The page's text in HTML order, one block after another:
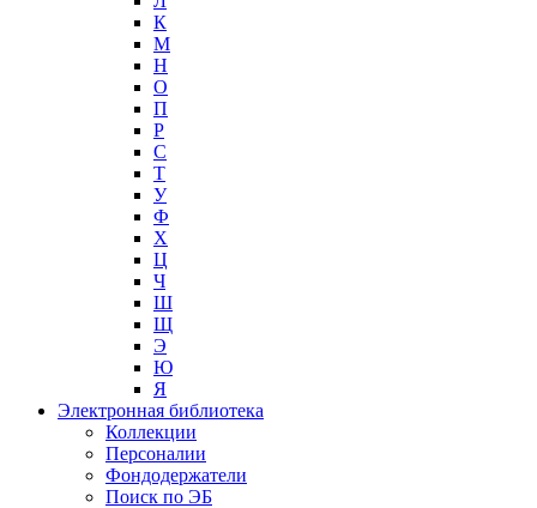
К
М
Н
О
П
Р
С
Т
У
Ф
Х
Ц
Ч
Ш
Щ
Э
Ю
Я
Электронная библиотека
Коллекции
Персоналии
Фондодержатели
Поиск по ЭБ